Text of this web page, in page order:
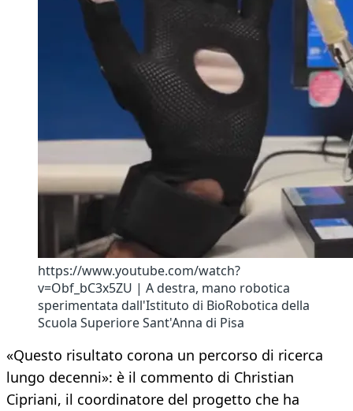
https://www.youtube.com/watch?
v=Obf_bC3x5ZU | A destra, mano robotica
sperimentata dall'Istituto di BioRobotica della
Scuola Superiore Sant'Anna di Pisa
«Questo risultato corona un percorso di ricerca
lungo decenni»: è il commento di Christian
Cipriani, il coordinatore del progetto che ha